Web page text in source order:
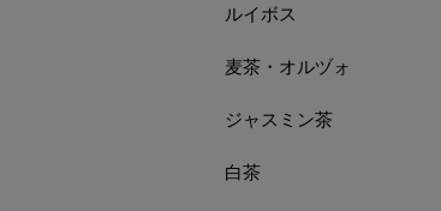
ルイボス
麦茶・オルヅォ
ジャスミン茶
白茶